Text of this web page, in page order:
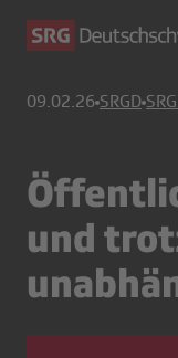
09.02.26 SRGD
und